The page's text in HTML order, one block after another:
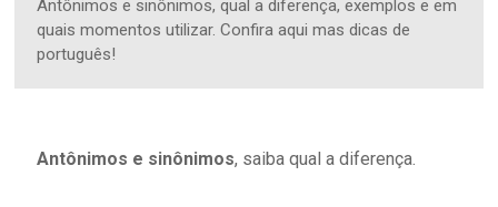
Antônimos e sinônimos, qual a diferença, exemplos e em
quais momentos utilizar. Confira aqui mas dicas de
português!
Antônimos e sinônimos, saiba qual a diferença.